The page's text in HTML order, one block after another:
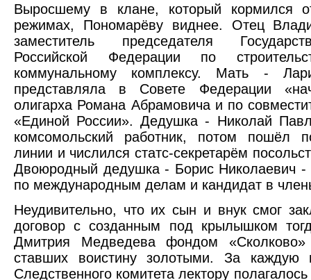
Выросшему в клане, который кормился
режимах, Пономарёву виднее. Отец
заместитель председателя
Российской Федерации по
коммунальному комплексу. Мать -
представляла в Совете Федерации
олигарха Романа Абрамовича и по
«Единой России». Дедушка - Николай
комсомольский работник, потом пошёл
линии и числился статс-секретарём
Двоюродный дедушка - Борис Николаевич
по международным делам и кандидат в
Неудивительно, что их сын и внук смог
договор с созданным под крылышком
Дмитрия Медведева фондом
ставших воистину золотыми. За
Следственного комитета лектору